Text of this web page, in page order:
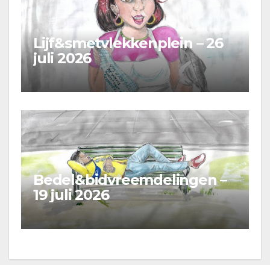
Lijf&smetvlekkenplein – 26
juli 2026
Bedel&bidvreemdelingen –
19 juli 2026